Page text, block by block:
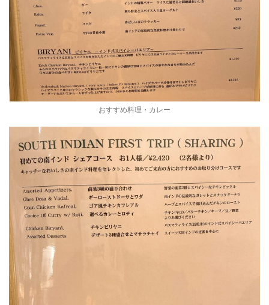
おすすめ料理・カレー